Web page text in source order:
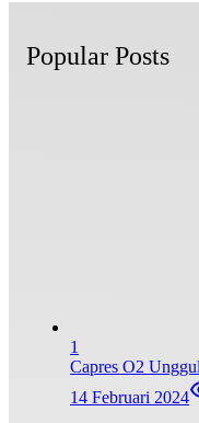
Popular Posts
1
Capres O2
14 Februari 2024